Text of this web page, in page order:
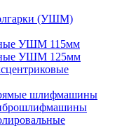
(УШМ)
УШМ 115мм
УШМ 125мм
шлифмашины